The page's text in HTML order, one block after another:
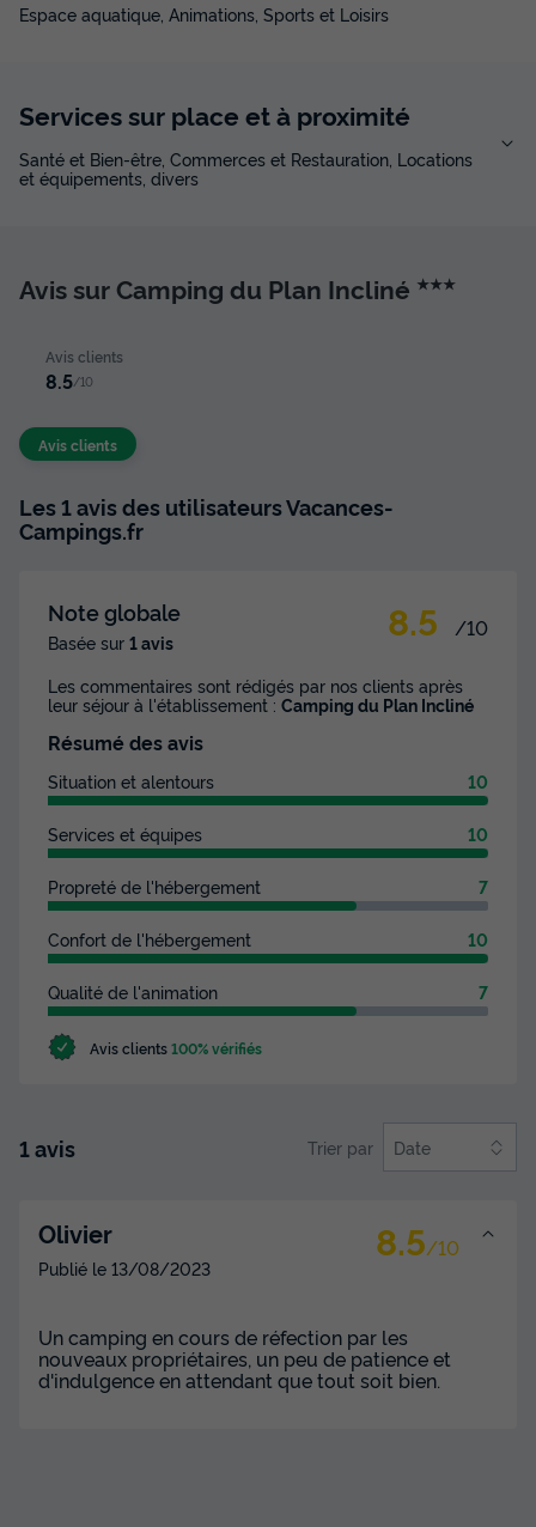
Espace aquatique, Animations, Sports et Loisirs
Services sur place et à proximité
Santé et Bien-être, Commerces et Restauration, Locations
et équipements, divers
Avis sur Camping du Plan Incliné ★★★
Avis clients
8.5/10
Avis clients
Les 1 avis des utilisateurs Vacances-
Campings.fr
Note globale
Basée sur 1 avis 8.5 /10
Les commentaires sont rédigés par nos clients après
leur séjour à l'établissement : Camping du Plan Incliné
Résumé des avis
Situation et alentours 10
Services et équipes 10
Propreté de l'hébergement 7
Confort de l'hébergement 10
Qualité de l'animation 7
Avis clients100% vérifiés
1 avis Trier par Date
Olivier 8.5/10
Publié le 13/08/2023
Un camping en cours de réfection par les
nouveaux propriétaires, un peu de patience et
d'indulgence en attendant que tout soit bien.